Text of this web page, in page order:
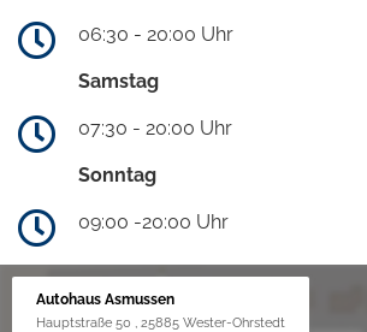
06:30 - 20:00 Uhr
Samstag
07:30 - 20:00 Uhr
Sonntag
09:00 -20:00 Uhr
Autohaus Asmussen
Hauptstraße 50 , 25885 Wester-Ohrstedt